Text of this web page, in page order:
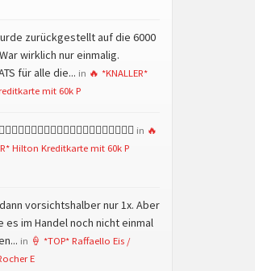
zurückgestellt auf die 6000
wirklich nur einmalig.
für alle die... in 🔥 *KNALLER*
mit 60k P
in 🔥
Hilton Kreditkarte mit 60k P
vorsichtshalber nur 1x. Aber
es im Handel noch nicht einmal
in 🍦 *TOP* Raffaello Eis /
E